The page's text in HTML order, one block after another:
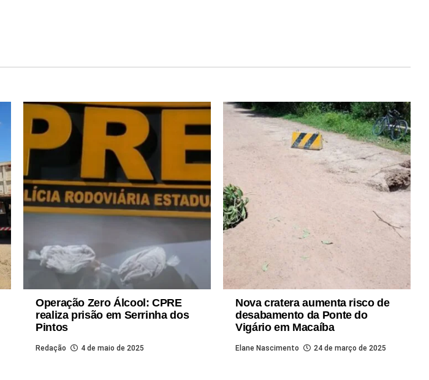
Operação Zero Álcool: CPRE
realiza prisão em Serrinha dos
Pintos
Redação 4 de maio de 2025
Nova cratera aumenta risco de
desabamento da Ponte do
Vigário em Macaíba
Elane Nascimento 24 de março de 2025